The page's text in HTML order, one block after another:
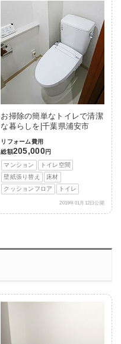
お掃除の簡単なトイレで清潔
な暮らしを|千葉県浦安市
リフォーム費用
総額205,000円
マンション
トイレ空間
壁紙張り替え
床材
クッションフロア
トイレ
2019年01月12日公開